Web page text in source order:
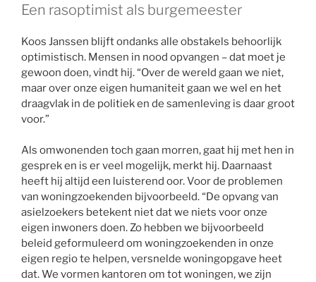
Een rasoptimist als burgemeester
Koos Janssen blijft ondanks alle obstakels behoorlijk
optimistisch. Mensen in nood opvangen – dat moet je
gewoon doen, vindt hij. “Over de wereld gaan we niet,
maar over onze eigen humaniteit gaan we wel en het
draagvlak in de politiek en de samenleving is daar groot
voor.”
Als omwonenden toch gaan morren, gaat hij met hen in
gesprek en is er veel mogelijk, merkt hij. Daarnaast
heeft hij altijd een luisterend oor. Voor de problemen
van woningzoekenden bijvoorbeeld. “De opvang van
asielzoekers betekent niet dat we niets voor onze
eigen inwoners doen. Zo hebben we bijvoorbeeld
beleid geformuleerd om woningzoekenden in onze
eigen regio te helpen, versnelde woningopgave heet
dat. We vormen kantoren om tot woningen, we zijn